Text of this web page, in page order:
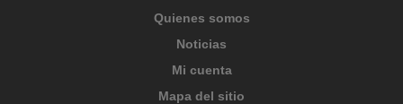
Quienes somos
Noticias
Mi cuenta
Mapa del sitio